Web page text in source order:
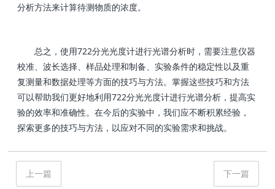
分析方法来计算待测物质的浓度。
总之，使用722分光光度计进行光谱分析时，需要注意仪器
校准、波长选择、样品处理和制备、实验条件的稳定性以及重
复测量和数据处理等方面的技巧与方法。掌握这些技巧和方法
可以帮助我们更好地利用722分光光度计进行光谱分析，提高实
验的效率和准确性。在今后的实验中，我们应不断积累经验，
探索更多的技巧与方法，以应对不同的实验需求和挑战。
上一篇 下一篇